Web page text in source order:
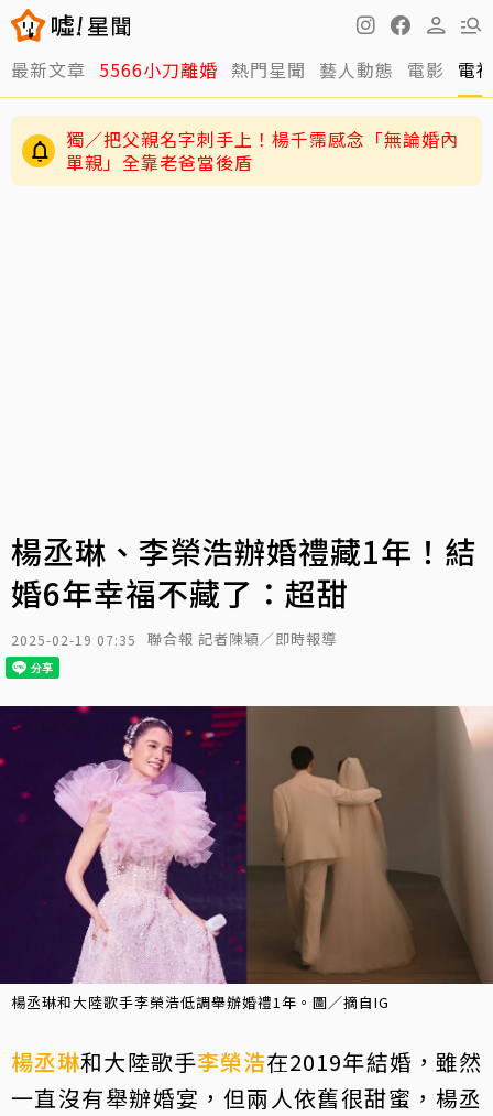
最新文章 5566小刀離婚 熱門星聞 藝人動態 電影 電
獨／把父親名字刺手上！楊千霈感念「無論婚內
單親」全靠老爸當後盾
楊丞琳、李榮浩辦婚禮藏1年！結
婚6年幸福不藏了：超甜
2025-02-19 07:35 聯合報 記者陳穎／即時報導
楊丞琳和大陸歌手李榮浩低調舉辦婚禮1年。圖／摘自IG
楊丞琳和大陸歌手李榮浩在2019年結婚，雖然
一直沒有舉辦婚宴，但兩人依舊很甜蜜，楊丞